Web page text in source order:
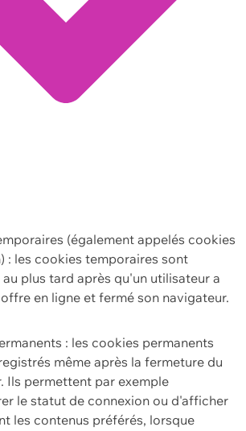
(également appelés cookies
: les cookies temporaires sont
plus tard après qu'un utilisateur a
en ligne et fermé son navigateur.
: les cookies permanents
même après la fermeture du
Ils permettent par exemple
le statut de connexion ou d'afficher
les contenus préférés, lorsque